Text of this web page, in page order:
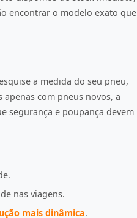
encontrar o modelo exato que
a medida do seu pneu,
com pneus novos, a
segurança e poupança devem
nas viagens.
mais dinâmica.